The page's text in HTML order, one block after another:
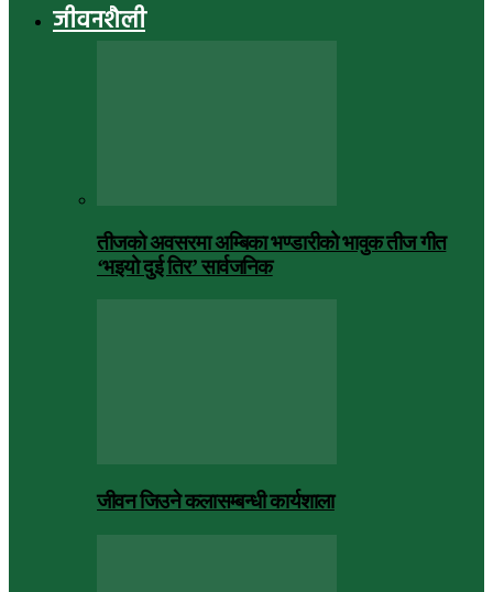
जीवनशैली
तीजको अवसरमा अम्बिका भण्डारीको भावुक तीज गीत
‘भइयो दुई तिर’ सार्वजनिक
जीवन जिउने कलासम्बन्धी कार्यशाला